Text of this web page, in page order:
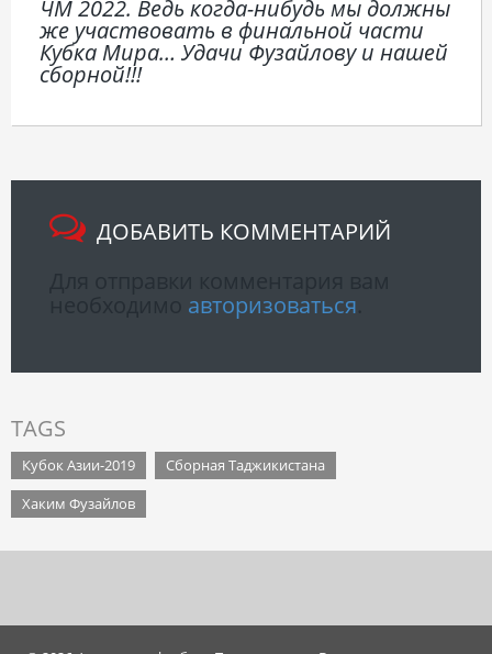
ЧМ 2022. Ведь когда-нибудь мы должны
же участвовать в финальной части
Кубка Мира… Удачи Фузайлову и нашей
сборной!!!
ДОБАВИТЬ КОММЕНТАРИЙ
авторизоваться
TAGS
Кубок Азии-2019
Сборная Таджикистана
Хаким Фузайлов